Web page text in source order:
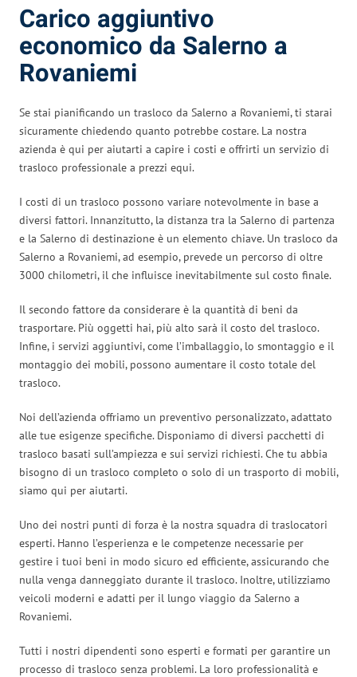
Carico aggiuntivo
economico da Salerno a
Rovaniemi
Se stai pianificando un trasloco da Salerno a Rovaniemi, ti starai
sicuramente chiedendo quanto potrebbe costare. La nostra
azienda è qui per aiutarti a capire i costi e offrirti un servizio di
trasloco professionale a prezzi equi.
I costi di un trasloco possono variare notevolmente in base a
diversi fattori. Innanzitutto, la distanza tra la Salerno di partenza
e la Salerno di destinazione è un elemento chiave. Un trasloco da
Salerno a Rovaniemi, ad esempio, prevede un percorso di oltre
3000 chilometri, il che influisce inevitabilmente sul costo finale.
Il secondo fattore da considerare è la quantità di beni da
trasportare. Più oggetti hai, più alto sarà il costo del trasloco.
Infine, i servizi aggiuntivi, come l’imballaggio, lo smontaggio e il
montaggio dei mobili, possono aumentare il costo totale del
trasloco.
Noi dell’azienda offriamo un preventivo personalizzato, adattato
alle tue esigenze specifiche. Disponiamo di diversi pacchetti di
trasloco basati sull’ampiezza e sui servizi richiesti. Che tu abbia
bisogno di un trasloco completo o solo di un trasporto di mobili,
siamo qui per aiutarti.
Uno dei nostri punti di forza è la nostra squadra di traslocatori
esperti. Hanno l’esperienza e le competenze necessarie per
gestire i tuoi beni in modo sicuro ed efficiente, assicurando che
nulla venga danneggiato durante il trasloco. Inoltre, utilizziamo
veicoli moderni e adatti per il lungo viaggio da Salerno a
Rovaniemi.
Tutti i nostri dipendenti sono esperti e formati per garantire un
processo di trasloco senza problemi. La loro professionalità e